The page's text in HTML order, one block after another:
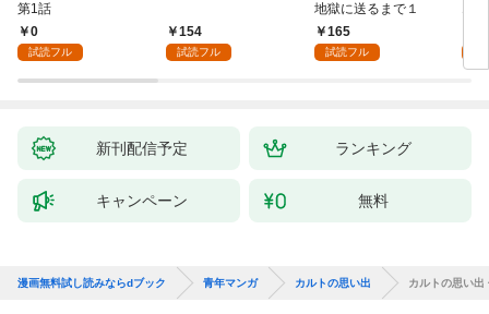
第1話
0
試読フル
154
試読フル
地獄に送るまで１
165
試読フル
新刊配信予定 ランキング
キャンペーン 無料
漫画無料試し読みならdブック 青年マンガ カルトの思い出 カルトの思い出